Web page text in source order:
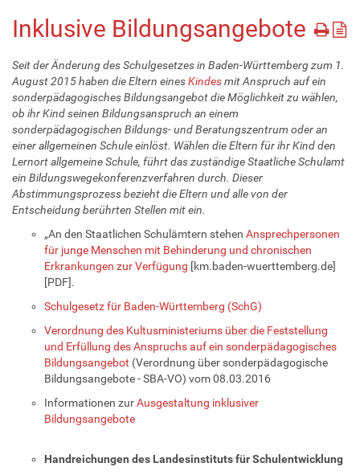
Inklusive Bildungsangebote
Seit der Änderung des Schulgesetzes in Baden-Württemberg zum 1.
August 2015 haben die Eltern einesKindesmit Anspruch auf ein
sonderpädagogisches Bildungsangebot die Möglichkeit zu wählen,
ob ihr Kind seinen Bildungsanspruch an einem
sonderpädagogischen Bildungs- und Beratungszentrum oder an
einer allgemeinen Schule einlöst. Wählen die Eltern für ihr Kind den
Lernort allgemeine Schule, führt das zuständige Staatliche Schulamt
ein Bildungswegekonferenzverfahren durch. Dieser
Abstimmungsprozess bezieht die Eltern und alle von der
Entscheidung berührten Stellen mit ein.
„An den Staatlichen Schulämtern stehen Ansprechpersonen
für junge Menschen mit Behinderung und chronischen
Erkrankungen zur Verfügung [km.baden-wuerttemberg.de]
[PDF].
Schulgesetz für Baden-Württemberg (SchG)
Verordnung des Kultusministeriums über die Feststellung
und Erfüllung des Anspruchs auf ein sonderpädagogisches
Bildungsangebot (Verordnung über sonderpädagogische
Bildungsangebote - SBA-VO) vom 08.03.2016
Informationen zurAusgestaltung inklusiver
Bildungsangebote
Handreichungen des Landesinstituts für Schulentwicklung